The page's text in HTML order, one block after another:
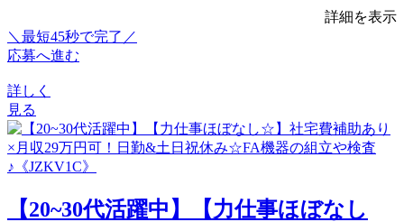
詳細を表示
＼最短45秒で完了／
応募へ進む
詳しく
見る
【20~30代活躍中】【力仕事ほぼなし